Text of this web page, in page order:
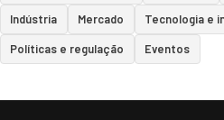
Indústria Mercado Tecnologia e
Políticas e regulação Eventos